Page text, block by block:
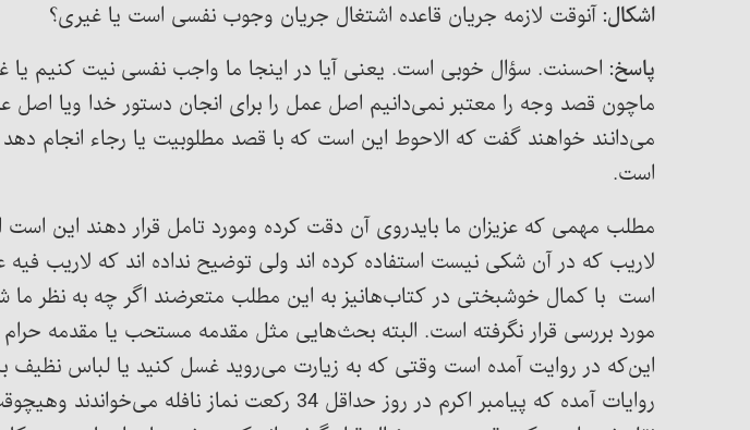
اشکال: آنوقت لازمه جریان قاعده اشتغال جریان وجوب نفسی است یا غیری؟
پاسخ: احسنت. سؤال خوبی است. یعنی آیا در اینجا ما واجب نفسی نیت کنیم یا
ماچون قصد وجه را معتبر نمی‌دانیم اصل عمل را برای انجان دستور خدا ویا اصل
می‌دانند خواهند گفت که الاحوط این است که با قصد مطلوبیت یا رجاء
است.
مطلب مهمی که عزیزان ما بایدروی آن دقت کرده ومورد تامل قرار دهند این است
لاریب که در آن شکی نیست استفاده کرده اند ولی توضیح نداده اند که لاریب
است با کمال خوشبختی در کتاب‌هانیز به این مطلب متعرضند اگر چه به
مورد بررسی قرار نگرفته است. البته بحث‌هایی مثل مقدمه مستحب یا مقدمه
این‌که در روایت آمده است وقتی که به زیارت می‌روید غسل کنید یا لباس نظیف
روایات آمده که پیامبر اکرم در روز حداقل 34